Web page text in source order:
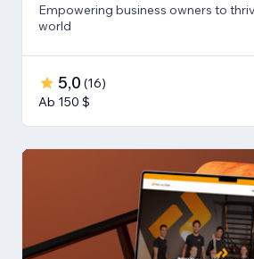
Empowering business owners to
world
5,0 (16)
Ab 150 $